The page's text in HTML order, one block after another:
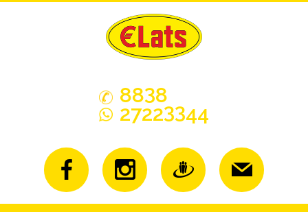
8838
27223344